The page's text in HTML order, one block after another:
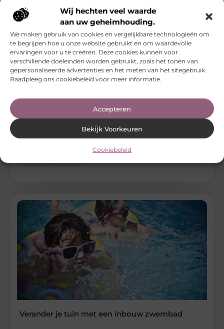
Wij hechten veel waarde
aan uw geheimhouding.
We maken gebruik van cookies en vergelijkbare technologieën om
te begrijpen hoe u onze website gebruikt en om waardevolle
ervaringen voor u te creëren. Deze cookies kunnen voor
verschillende doeleinden worden gebruikt, zoals het tonen van
gepersonaliseerde advertenties en het meten van het sitegebruik.
Raadpleeg ons cookiebeleid voor meer informatie.
Accepteren
Bekijk Voorkeuren
Cookiebeleid
Voordelen van de Prunus Lusitanica haag
laurier, is een uitstekende keuze voor jouw tuin. Deze
haagplant onderscheidt
Verander je tuin met een inbouw zwembad